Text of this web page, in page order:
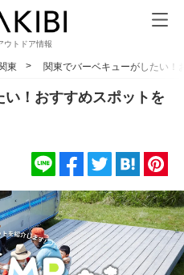
ウトドア情報
東 関東でバーベキューがしたい！
！おすすめスポットを